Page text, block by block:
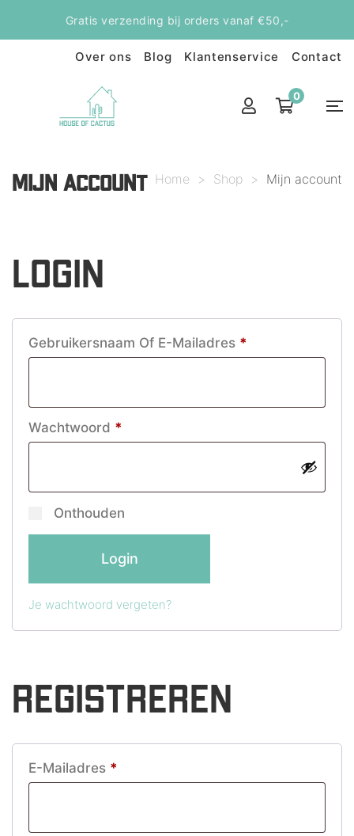
Gratis verzending bij orders vanaf €50,-
Over ons Blog Klantenservice Contact
0
MIJN ACCOUNT Home > Shop > Mijn account
LOGIN
Gebruikersnaam Of E-Mailadres *
Wachtwoord *
Onthouden
Login
Je wachtwoord vergeten?
REGISTREREN
E-Mailadres *